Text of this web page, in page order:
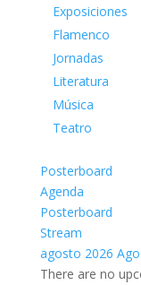
Exposiciones
Flamenco
Jornadas
Literatura
Música
Teatro
Posterboard
Agenda
Posterboard
Stream
agosto 2026
There are no